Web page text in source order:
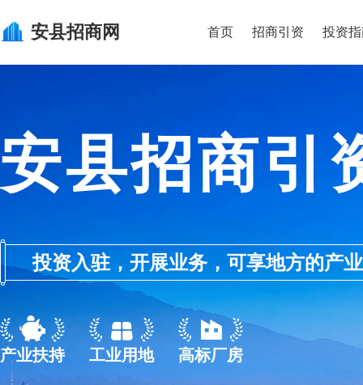
安县招商网 首页 招商引资 投资
安县招商引
投资入驻，开展业务，可享地方的产
产业扶持 工业用地 高标厂房